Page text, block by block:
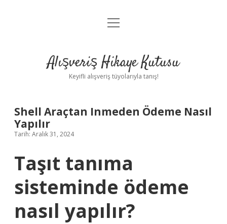
Anasayfa
Yasal Uyarı
menüyü
Alışveriş Hikaye Kutusu
Keyifli alışveriş tüyolarıyla tanış!
Shell Araçtan Inmeden Ödeme Nasıl
Yapılır
Tarih: Aralık 31, 2024
Taşıt tanıma
sisteminde ödeme
nasıl yapılır?